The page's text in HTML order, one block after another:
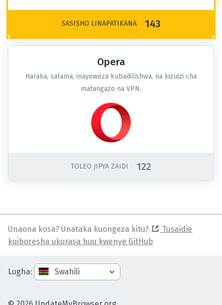
SASISHO LINAPATIKANA 143
Opera
Haraka, salama, inayoweza kubadilishwa, na kizuizi cha
matangazo na VPN.
TOLEO JIPYA ZAIDI 122
Unaona kosa? Unataka kuongeza kitu?
Tusaidie
kuiboresha ukurasa huu kwenye GitHub
Lugha: